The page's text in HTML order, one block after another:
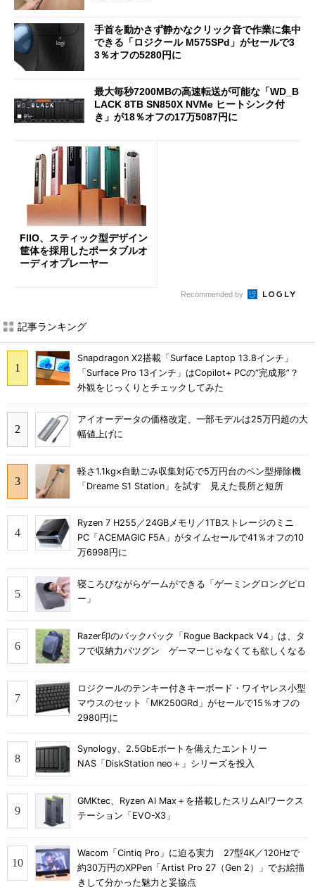
手首を動かさず静かなクリック音で作業に集中
できる「ロジクール M575SPd」がセールで3
3％オフの5280円に
最大毎秒7200MBの高速転送が可能な「WD_B
LACK 8TB SN850X NVMe ヒートシンク付
き」が18％オフの17万5087円に
FIIO、スティック型デザイン
筐体を採用したポータブルオ
ーディオプレーヤー
Recommended by
記事ランキング
Snapdragon X2搭載「Surface Laptop 13.8インチ」
「Surface Pro 13インチ」はCopilot+ PCの“完成形”？
外観をじっくりとチェックしてみた
アイオーデータの価格改定、一部モデルは25万円超の大
幅値上げに
軽さ1.1kg×自動ごみ収集対応で5万円台のペン型掃除機
「Dreame S1 Station」を試す 見えた長所と短所
Ryzen 7 H255／24GBメモリ／1TBストレージのミニ
PC「ACEMAGIC F5A」がタイムセールで41％オフの10
万6998円に
寝ころびながらゲームができる「ゲーミングロングピロ
ー」
Razer印のバックパック「Rogue Backpack V4」は、タ
フで収納力バツグン ゲーマーじゃなくても欲しくなる
ロジクールのテンキー付きキーボード・ワイヤレス小型
マウスのセット「MK250GRd」がセールで15％オフの
2980円に
Synology、2.5GbEポートを備えたエントリー
NAS「DiskStation neo＋」シリーズを投入
GMKtec、Ryzen AI Max＋を搭載したスリムAIワークス
テーション「EVO-X3」
Wacom「Cintiq Pro」に迫る実力 27型4K／120Hzで
約30万円のXPPen「Artist Pro 27（Gen 2）」でお絵描
きして分かった魅力と妥協点